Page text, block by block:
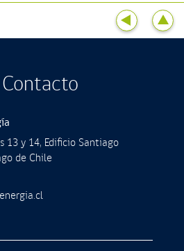
13 y 14, Ediﬁcio Santiago
de Chile